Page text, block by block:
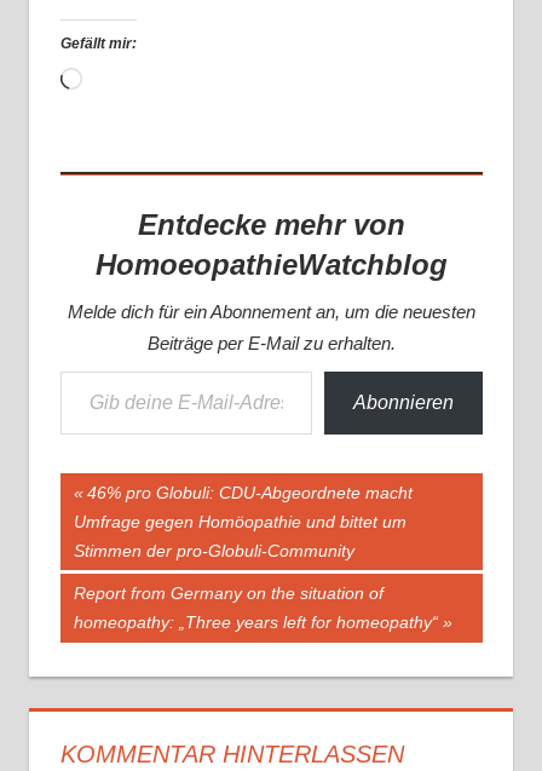
Gefällt mir:
Wird
Entdecke mehr von
HomoeopathieWatchblog
Melde dich für ein Abonnement an, um die neuesten
Beiträge per E-Mail zu erhalten.
Gib deine E-Mail-Adresse ein ...
Abonnieren
Beitragsnavigation
Vorheriger
Beitrag:
46% pro Globuli: CDU-Abgeordnete macht
Umfrage gegen Homöopathie und bittet um
Stimmen der pro-Globuli-Community
Nächster
Beitrag:
Report from Germany on the situation of
homeopathy: „Three years left for homeopathy“
KOMMENTAR HINTERLASSEN